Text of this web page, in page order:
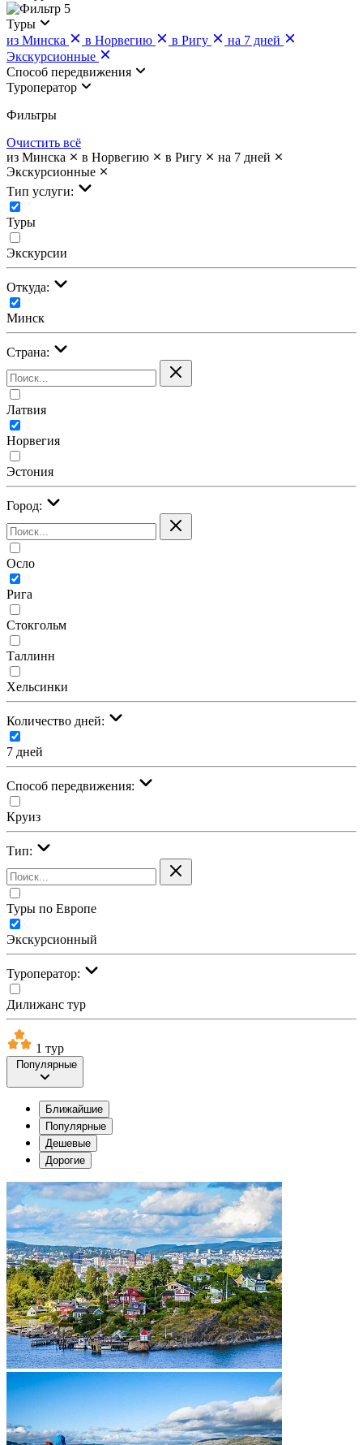
5
Туры
из Минска
в Норвегию в Ригу
на 7 дней
Экскурсионные
Cпособ передвижения
Туроператор
Фильтры
Очистить всё
из Минска
в Норвегию в Ригу
на 7 дней
Экскурсионные
Тип услуги:
Туры
Экскурсии
Откуда:
Минск
Страна:
Латвия
Норвегия
Эстония
Город:
Осло
Рига
Стокгольм
Таллинн
Хельсинки
Количество дней:
7 дней
Cпособ передвижения:
Круиз
Тип:
Туры по Европе
Экскурсионный
Туроператор:
Дилижанс тур
1 тур
Популярные
Ближайшие
Популярные
Дешевые
Дорогие